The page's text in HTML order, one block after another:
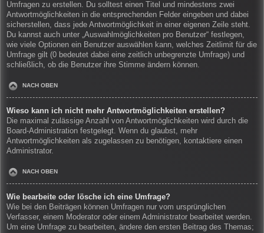
Umfragen zu erstellen. Du solltest einen Titel und mindestens zwei
Antwortmöglichkeiten in die entsprechenden Felder eingeben und dabei
sicherstellen, dass jede Antwortmöglichkeit in einer eigenen Zeile steht.
Du kannst auch unter „Auswahlmöglichkeiten pro Benutzer“ festlegen,
wie viele Optionen ein Benutzer auswählen kann, welches Zeitlimit für die
Umfrage gilt (0 bedeutet dabei eine zeitlich unbegrenzte Umfrage) und
schließlich, ob die Benutzer ihre Stimme ändern können.
NACH OBEN
Wieso kann ich nicht mehr Antwortmöglichkeiten erstellen?
Die maximal zulässige Anzahl von Antwortmöglichkeiten wird durch die
Board-Administration festgelegt. Wenn du glaubst, mehr
Antwortmöglichkeiten als zugelassen zu benötigen, kontaktiere einen
Administrator.
NACH OBEN
Wie bearbeite oder lösche ich eine Umfrage?
Wie bei den Beiträgen können Umfragen nur vom ursprünglichen
Verfasser, einem Moderator oder einem Administrator bearbeitet werden.
Um eine Umfrage zu bearbeiten, ändere den ersten Beitrag des Themas;